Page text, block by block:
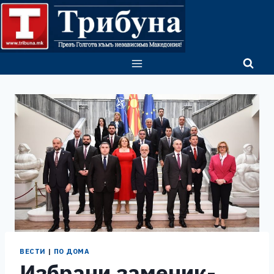
Skip
content
ВЕСТИ | ПО ДОМА